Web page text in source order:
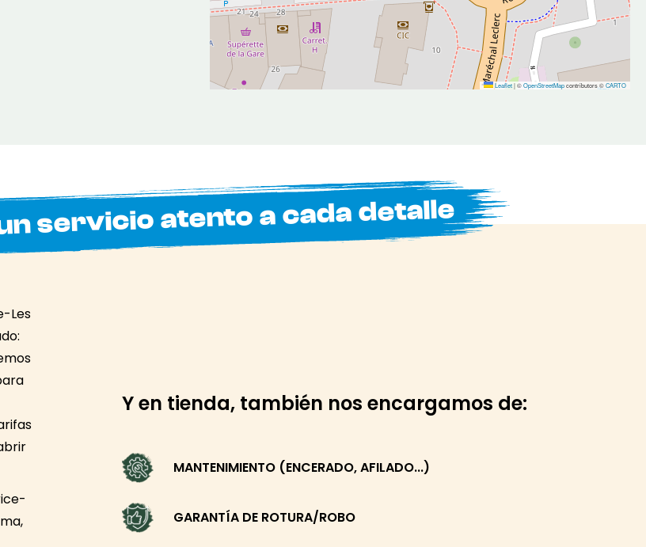
Leaflet|©OpenStreetMapcontributors ©CARTO
servicio atento a cada detalle
Les
Y en tienda, también nos encargamos de:
MANTENIMIENTO (ENCERADO, AFILADO...)
GARANTÍA DE ROTURA/ROBO